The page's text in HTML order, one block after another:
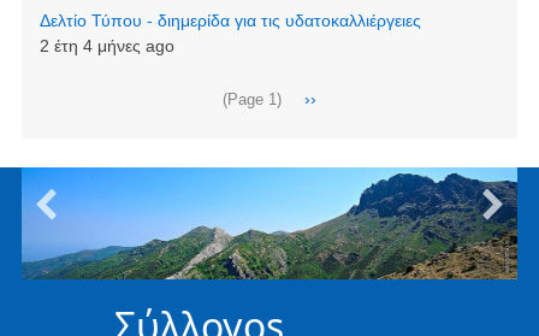
Σύλλογοs
Δελτίο Τύπου - διημερίδα για τις υδατοκαλλιέργειες
2 έτη 4 μήνες ago
(Page 1)
Next
››